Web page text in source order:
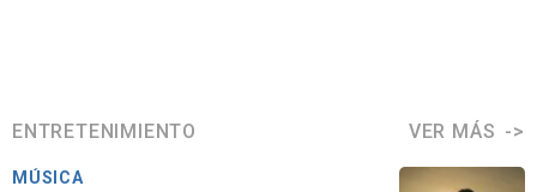
ENTRETENIMIENTO VER MÁS
MÚSICA